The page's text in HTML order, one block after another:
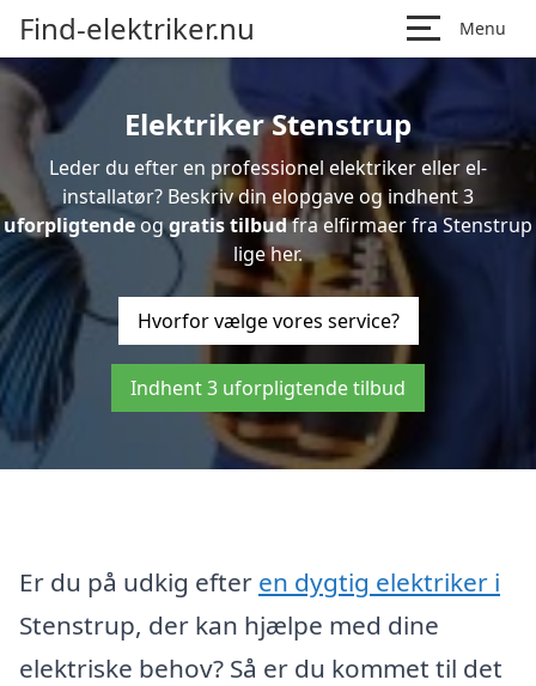
Find-elektriker.nu Menu
Elektriker Stenstrup
Leder du efter en professionel elektriker eller el-
installatør? Beskriv din elopgave og indhent 3
uforpligtendeoggratis tilbudfra elfirmaer fra Stenstrup
lige her.
Hvorfor vælge vores service?
Indhent 3 uforpligtende tilbud
Er du på udkig efter en dygtig elektriker i
Stenstrup, der kan hjælpe med dine
elektriske behov? Så er du kommet til det